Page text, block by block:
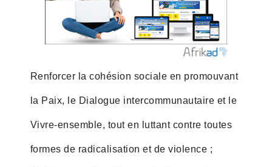
Renforcer la cohésion sociale en promouvant
la Paix, le Dialogue intercommunautaire et le
Vivre-ensemble, tout en luttant contre toutes
formes de radicalisation et de violence ;